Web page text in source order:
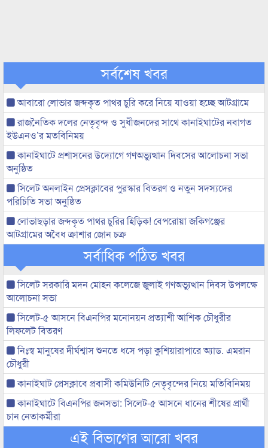
সর্বশেষ খবর
আবারো লোভার জব্দকৃত পাথর চুরি করে নিয়ে যাওয়া হচ্ছে আটগ্রামে
রাজনৈতিক দলের নেতৃবৃন্দ ও সুধীজনদের সাথে কানাইঘাটের নবাগত
ইউএনও’র মতবিনিময়
কানাইঘাটে প্রশাসনের উদ্যোগে গণঅভ্যুত্থান দিবসের আলোচনা সভা
অনুষ্ঠিত
সিলেট অনলাইন প্রেসক্লাবের পুরস্কার বিতরণ ও নতুন সদস্যদের
পরিচিতি সভা অনুষ্ঠিত
লোভাছড়ার জব্দকৃত পাথর চুরির হিড়িক! বেপরোয়া জকিগঞ্জের
আটগ্রামের অবৈধ ক্রাশার জোন চক্র
সর্বাধিক পঠিত খবর
সিলেট সরকারি মদন মোহন কলেজে জুলাই গণঅভ্যুত্থান দিবস উপলক্ষে
আলোচনা সভা
সিলেট-৫ আসনে বিএনপির মনোনয়ন প্রত্যাশী আশিক চৌধুরীর
লিফলেট বিতরণ
নিঃস্ব মানুষের দীর্ঘশ্বাস শুনতে ধসে পড়া কুশিয়ারাপারে অ্যাড. এমরান
চৌধুরী
কানাইঘাট প্রেসক্লাবে প্রবাসী কমিউনিটি নেতৃবৃন্দের নিয়ে মতিবিনিময়
কানাইঘাটে বিএনপির জনসভা: সিলেট-৫ আসনে ধানের শীষের প্রার্থী
চান নেতাকর্মীরা
এই বিভাগের আরো খবর